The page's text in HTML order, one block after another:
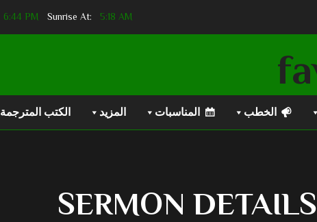
5:18 AM
6:44 PM
الخطب المناسبات المزيد الكتب المترجمة
SERMON DETAILS